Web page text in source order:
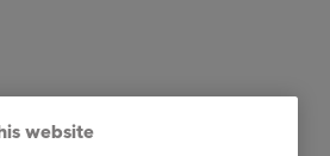
website